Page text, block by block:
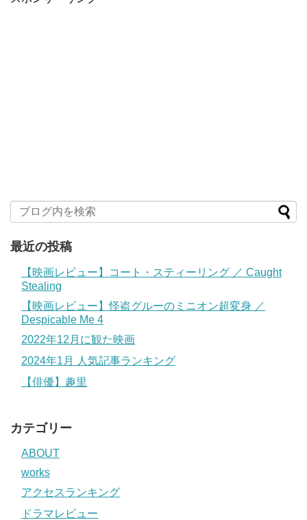
最近の投稿
【映画レビュー】コート・スティーリング ／ Caught
Stealing
【映画レビュー】怪盗グルーのミニオン超変身 ／
Despicable Me 4
2022年12月に観た映画
2024年1月 人気記事ランキング
【俳優】趣里
カテゴリー
ABOUT
works
アクセスランキング
ドラマレビュー